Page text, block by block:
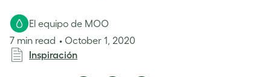
El equipo de MOO
7 min read
October 1, 2020
Inspiración